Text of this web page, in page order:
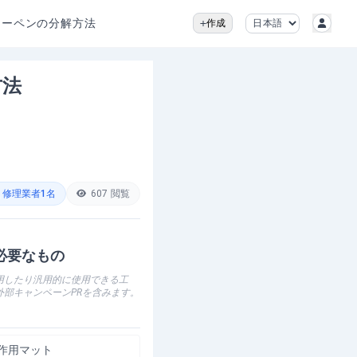
ペンの分解方法 作成
修理業者1 名 607 閲覧
要なもの
したり汎用的に使用できる工
キャンペーンPRを含みます。
用マット